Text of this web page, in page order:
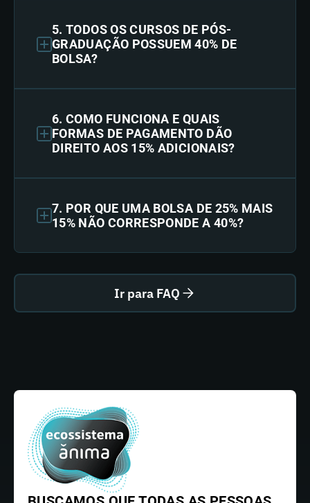
5. TODOS OS CURSOS DE PÓS-
GRADUAÇÃO POSSUEM 40% DE
BOLSA?
6. COMO FUNCIONA E QUAIS
FORMAS DE PAGAMENTO DÃO
DIREITO AOS 15% ADICIONAIS?
7. POR QUE UMA BOLSA DE 25% MAIS
15% NÃO CORRESPONDE A 40%?
Ir para FAQ